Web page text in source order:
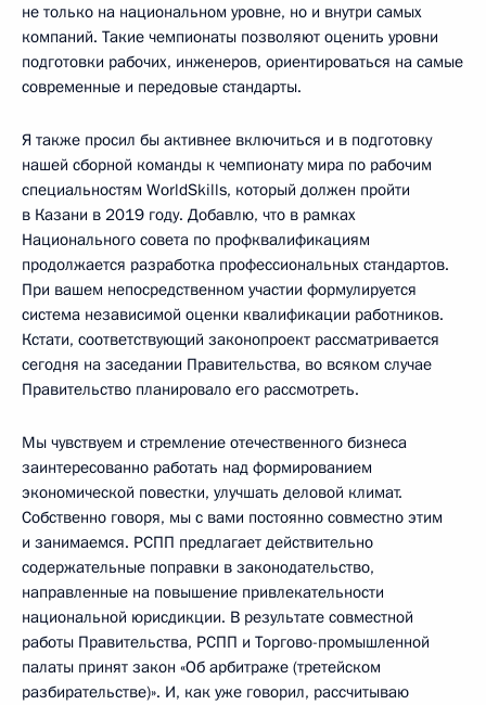
не только на национальном уровне, но и внутри самых
компаний. Такие чемпионаты позволяют оценить уровни
подготовки рабочих, инженеров, ориентироваться на самые
современные и передовые стандарты.
Я также просил бы активнее включиться и в подготовку
нашей сборной команды к чемпионату мира по рабочим
специальностям WorldSkills, который должен пройти
в Казани в 2019 году. Добавлю, что в рамках
Национального совета по профквалификациям
продолжается разработка профессиональных стандартов.
При вашем непосредственном участии формулируется
система независимой оценки квалификации работников.
Кстати, соответствующий законопроект рассматривается
сегодня на заседании Правительства, во всяком случае
Правительство планировало его рассмотреть.
Мы чувствуем и стремление отечественного бизнеса
заинтересованно работать над формированием
экономической повестки, улучшать деловой климат.
Собственно говоря, мы с вами постоянно совместно этим
и занимаемся. РСПП предлагает действительно
содержательные поправки в законодательство,
направленные на повышение привлекательности
национальной юрисдикции. В результате совместной
работы Правительства, РСПП и Торгово-промышленной
палаты принят закон «Об арбитраже (третейском
разбирательстве)». И, как уже говорил, рассчитываю